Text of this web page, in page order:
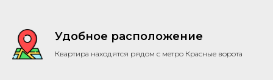
Удобное расположение
Квартира находятся рядом с метро Красные ворота